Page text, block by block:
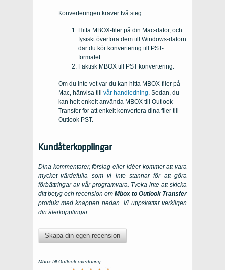
Konverteringen kräver två steg:
Hitta MBOX-filer på din Mac-dator, och
fysiskt överföra dem till Windows-datorn
där du kör konvertering till PST-
formatet.
Faktisk MBOX till PST konvertering.
Om du inte vet var du kan hitta MBOX-filer på
Mac, hänvisa till vår handledning. Sedan, du
kan helt enkelt använda MBOX till Outlook
Transfer för att enkelt konvertera dina filer till
Outlook PST.
Kundåterkopplingar
Dina kommentarer, förslag eller idéer kommer att vara
mycket värdefulla som vi inte stannar för att göra
förbättringar av vår programvara. Tveka inte att skicka
ditt betyg och recension om Mbox to Outlook Transfer
produkt med knappen nedan. Vi uppskattar verkligen
din återkopplingar.
Skapa din egen recension
Mbox till Outlook överföring